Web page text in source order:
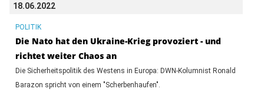
18.06.2022
POLITIK
Die Nato hat den Ukraine-Krieg provoziert - und
richtet weiter Chaos an
Die Sicherheitspolitik des Westens in Europa: DWN-Kolumnist Ronald
Barazon spricht von einem "Scherbenhaufen".